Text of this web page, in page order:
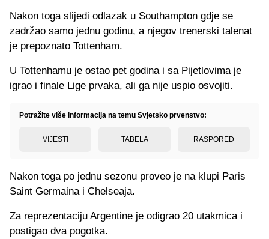
Nakon toga slijedi odlazak u Southampton gdje se
zadržao samo jednu godinu, a njegov trenerski talenat
je prepoznato Tottenham.
U Tottenhamu je ostao pet godina i sa Pijetlovima je
igrao i finale Lige prvaka, ali ga nije uspio osvojiti.
Potražite više informacija na temu Svjetsko prvenstvo:
VIJESTI TABELA RASPORED
Nakon toga po jednu sezonu proveo je na klupi Paris
Saint Germaina i Chelseaja.
Za reprezentaciju Argentine je odigrao 20 utakmica i
postigao dva pogotka.